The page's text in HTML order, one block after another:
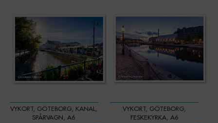
VYKORT, GÖTEBORG, KANAL,
SPÅRVAGN, A6
VYKORT, GÖTEBORG,
FESKEKYRKA, A6